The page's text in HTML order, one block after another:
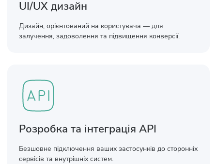
UI/UX дизайн
Дизайн, орієнтований на користувача — для
залучення, задоволення та підвищення конверсії.
Розробка та інтеграція API
Безшовне підключення ваших застосунків до сторонніх
сервісів та внутрішніх систем.